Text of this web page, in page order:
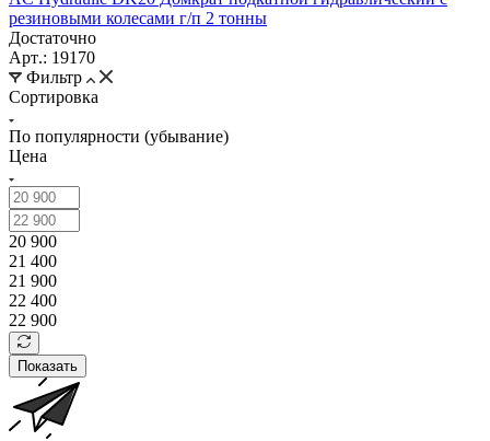
резиновыми колесами г/п 2 тонны
Достаточно
Арт.: 19170
Фильтр
Сортировка
По популярности (убывание)
Цена
20 900
21 400
21 900
22 400
22 900
Показать